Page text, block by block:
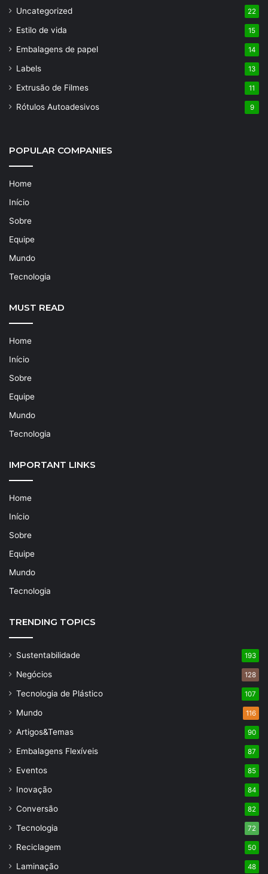
Uncategorized 22
Estilo de vida 15
Embalagens de papel 14
Labels 13
Extrusão de Filmes 11
Rótulos Autoadesivos 9
POPULAR COMPANIES
Home
Início
Sobre
Equipe
Mundo
Tecnologia
MUST READ
Home
Início
Sobre
Equipe
Mundo
Tecnologia
IMPORTANT LINKS
Home
Início
Sobre
Equipe
Mundo
Tecnologia
TRENDING TOPICS
Sustentabilidade 193
Negócios 128
Tecnologia de Plástico 107
Mundo 116
Artigos&Temas 90
Embalagens Flexíveis 87
Eventos 85
Inovação 84
Conversão 82
Tecnologia 72
Reciclagem 50
Laminação 48